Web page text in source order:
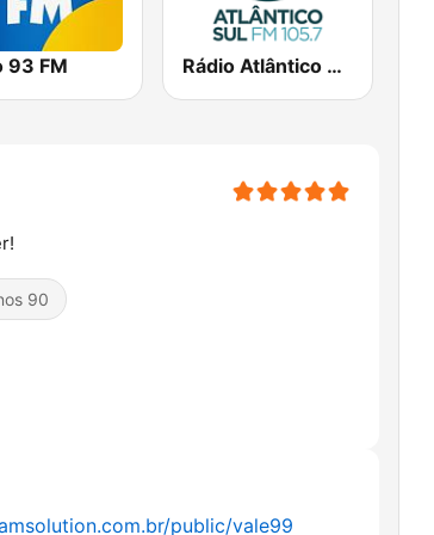
93 FM Rádio Atlântico Sul FM 105.7
90
public/vale99